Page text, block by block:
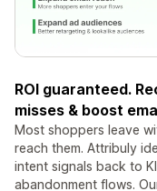
ROI guaranteed.
misses & boost
Most shoppers leave
reach them. Attribuly
intent signals back to
abandonment flows.